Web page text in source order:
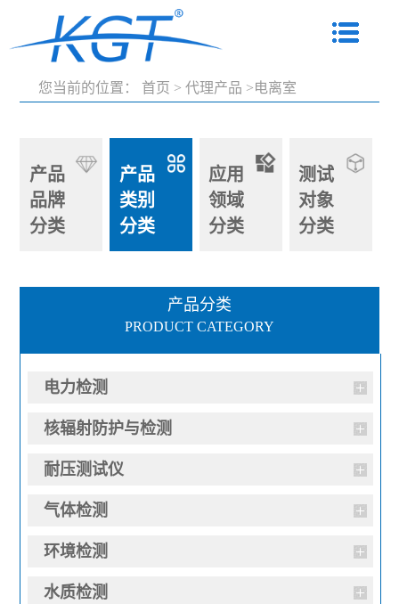
您当前的位置： 首页 > 代理产品 >电离室
产品
品牌
分类
产品
类别
分类
应用
领域
分类
测试
对象
分类
产品分类
PRODUCT CATEGORY
电力检测
核辐射防护与检测
耐压测试仪
气体检测
环境检测
水质检测